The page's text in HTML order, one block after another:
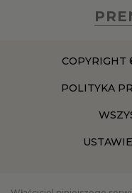
COPYRIGHT
POLITYKA